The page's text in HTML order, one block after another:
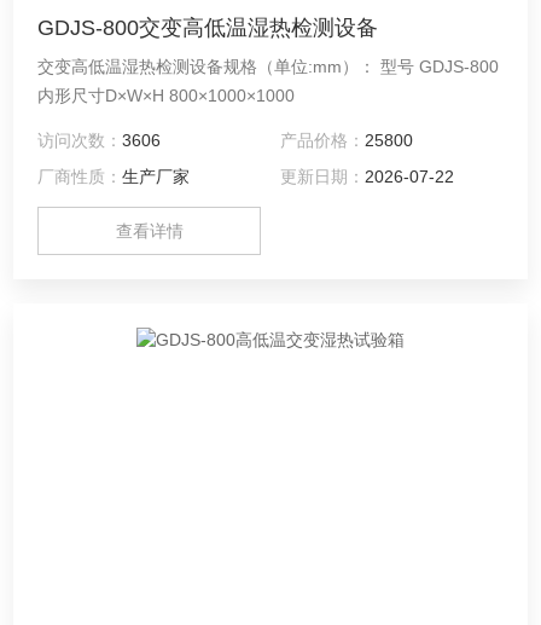
GDJS-800交变高低温湿热检测设备
交变高低温湿热检测设备规格（单位:mm）： 型号 GDJS-800
内形尺寸D×W×H 800×1000×1000
访问次数：3606 产品价格： 25800
厂商性质：生产厂家 更新日期： 2026-07-22
查看详情